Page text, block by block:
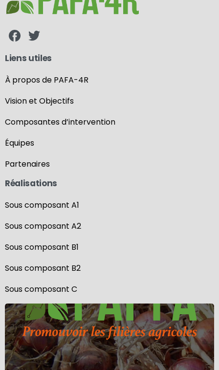
Liens utiles
À propos de PAFA-4R
Vision et Objectifs
Composantes d’intervention
Équipes
Partenaires
Réalisations
Sous composant A1
Sous composant A2
Sous composant B1
Sous composant B2
Sous composant C